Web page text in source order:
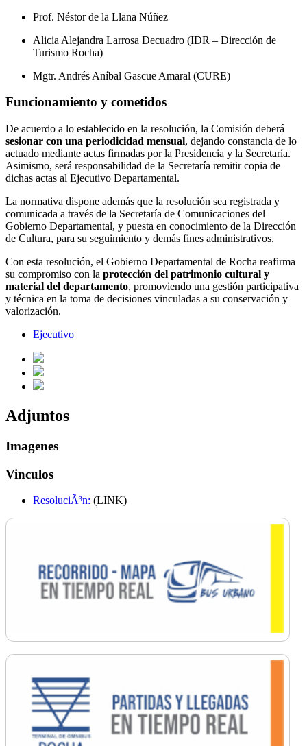
Prof. Néstor de la Llana Núñez
Alicia Alejandra Larrosa Decuadro (IDR – Dirección de
Turismo Rocha)
Mgtr. Andrés Aníbal Gascue Amaral (CURE)
Funcionamiento y cometidos
De acuerdo a lo establecido en la resolución, la Comisión deberá
sesionar con una periodicidad mensual, dejando constancia de lo
actuado mediante actas firmadas por la Presidencia y la Secretaría.
Asimismo, será responsabilidad de la Secretaría remitir copia de
dichas actas al Ejecutivo Departamental.
La normativa dispone además que la resolución sea registrada y
comunicada a través de la Secretaría de Comunicaciones del
Gobierno Departamental, y puesta en conocimiento de la Dirección
de Cultura, para su seguimiento y demás fines administrativos.
Con esta resolución, el Gobierno Departamental de Rocha reafirma
su compromiso con la protección del patrimonio cultural y
material del departamento, promoviendo una gestión participativa
y técnica en la toma de decisiones vinculadas a su conservación y
valorización.
Ejecutivo
Adjuntos
Imagenes
Vinculos
ResoluciÃ³n: (LINK)